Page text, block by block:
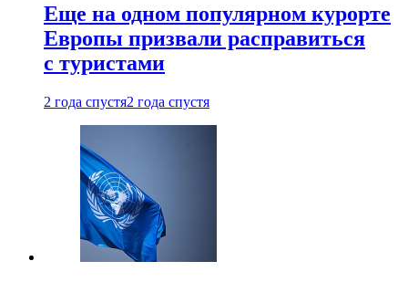
Еще на одном популярном курорте
Европы призвали расправиться
с туристами
2 года спустя2 года спустя